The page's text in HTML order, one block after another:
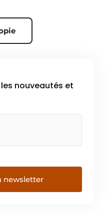
nouveautés et
newsletter